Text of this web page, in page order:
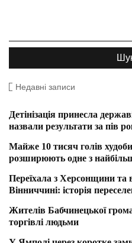
Недавні записи
Детінізація принесла
назвали результати за пів
Майже 10 тисяч голів
розширюють одне з
Переїхала з Херсонщини та
Вінниччині: історія
Жителів Бабчинецької
торгівлі людьми